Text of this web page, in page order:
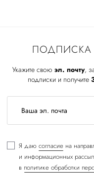
ПОДПИСКА
Укажите свою эл. почту,
подписки и получите
Я даю согласие на
и информационных
в политике обработки